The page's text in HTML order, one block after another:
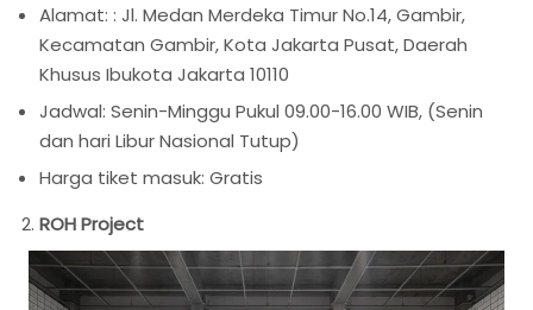
Alamat: : Jl. Medan Merdeka Timur No.14, Gambir,
Kecamatan Gambir, Kota Jakarta Pusat, Daerah
Khusus Ibukota Jakarta 10110
Jadwal: Senin-Minggu Pukul 09.00-16.00 WIB, (Senin
dan hari Libur Nasional Tutup)
Harga tiket masuk: Gratis
ROH Project